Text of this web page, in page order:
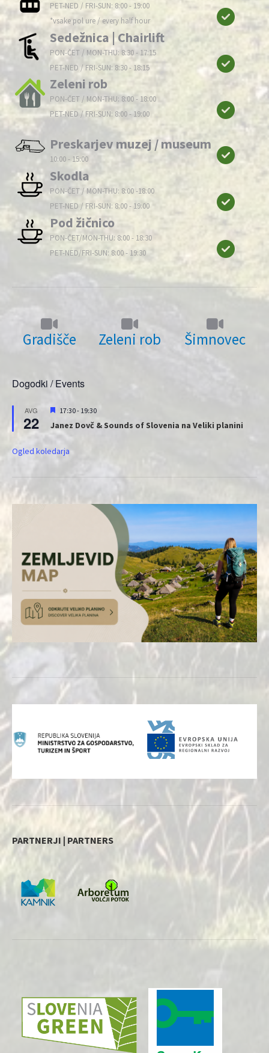
PET-NED / FRI-SUN: 8:00 - 19:00
*vsake pol ure / every half hour
Sedežnica | Chairlift
PON-ČET / MON-THU: 8:30 - 17:15
PET-NED / FRI-SUN: 8:30 - 18:15
Zeleni rob
PON-ČET / MON-THU: 8:00 - 18:00
PET-NED / FRI-SUN: 8:00 - 19:00
Preskarjev muzej / museum
10:00 - 15:00
Skodla
PON-ČET / MON-THU: 8:00 -18:00
PET-NED / FRI-SUN: 8:00 - 19:00
Pod žičnico
PON-ČET/MON-THU: 8:00 - 18:30
PET-NED/FRI-SUN: 8:00 - 19:30
Gradišče Zeleni rob Šimnovec
Dogodki / Events
AVG
22
Priporočeni
17:30- 19:30
Janez Dovč & Sounds of Slovenia na Veliki planini
Ogled koledarja
PARTNERJI | PARTNERS